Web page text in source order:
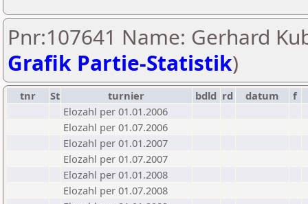
Pnr:107641 Name: Gerhard
Grafik Partie-Statistik)
tnr St turnier bdld rd datum
f
Elozahl per 01.01.2006
Elozahl per 01.07.2006
Elozahl per 01.01.2007
Elozahl per 01.07.2007
Elozahl per 01.01.2008
Elozahl per 01.07.2008